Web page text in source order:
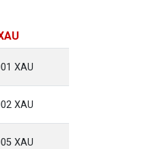
XAU
XAU
XAU